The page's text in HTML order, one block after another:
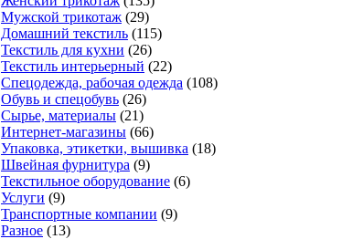
Мужской трикотаж (29)
Домашний текстиль (115)
Текстиль для кухни (26)
Текстиль интерьерный (22)
Спецодежда, рабочая одежда (108)
Обувь и спецобувь (26)
Сырье, материалы (21)
Интернет-магазины (66)
Упаковка, этикетки, вышивка (18)
Швейная фурнитура (9)
Текстильное оборудование (6)
Услуги (9)
Транспортные компании (9)
Разное (13)